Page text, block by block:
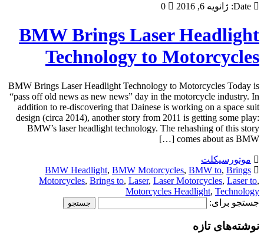
Date: ژانویه 6, 2016 0
BMW Brings Laser Headlight
Technology to Motorcycles
BMW Brings Laser Headlight Technology to Motorcycles Today is
“pass off old news as new news” day in the motorcycle industry. In
addition to re-discovering that Dainese is working on a space suit
design (circa 2014), another story from 2011 is getting some play:
BMW’s laser headlight technology. The rehashing of this story
comes about as BMW […]
موتورسیکلت
BMW Headlight, BMW Motorcycles, BMW to, Brings
Motorcycles, Brings to, Laser, Laser Motorcycles, Laser to,
Motorcycles Headlight, Technology
جستجو برای:
نوشته‌های تازه